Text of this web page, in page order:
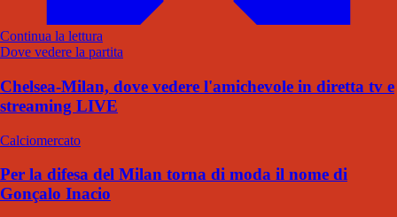
Continua la lettura
Dove vedere la partita
Chelsea-Milan, dove vedere l'amichevole in diretta tv e
streaming LIVE
Calciomercato
Per la difesa del Milan torna di moda il nome di
Gonçalo Inacio